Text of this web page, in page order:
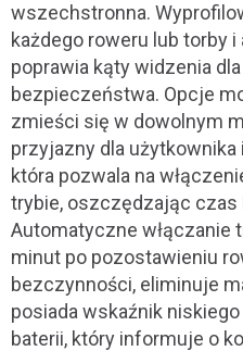
wszechstronna.
każdego roweru lub torby
poprawia kąty widzenia
bezpieczeństwa. Opcje
zmieści się w dowolnym
przyjazny dla
która pozwala na
trybie, oszczędzając czas
Automatyczne włączanie
minut po pozostawieniu
bezczynności, eliminuje
posiada wskaźnik
baterii, który informuje o